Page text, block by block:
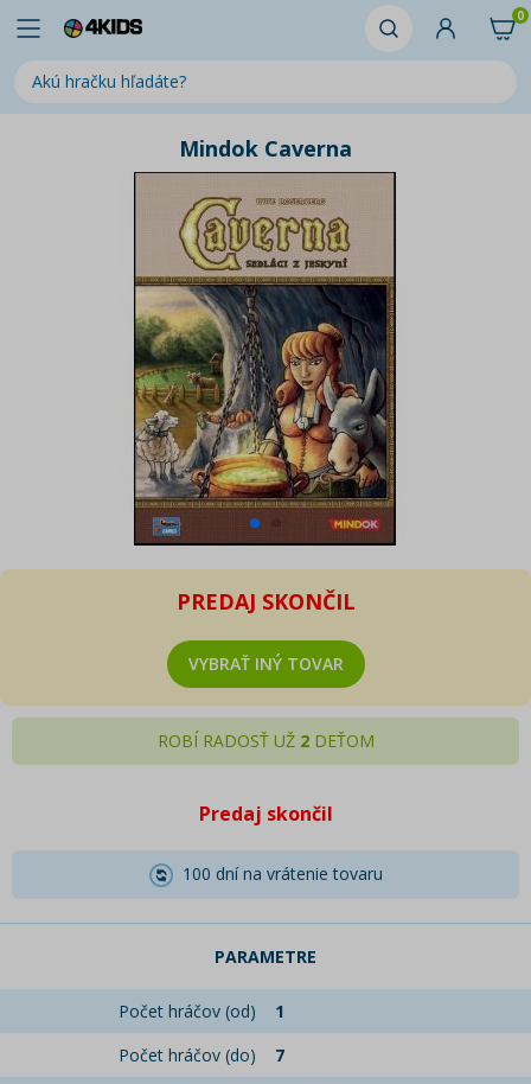
0
Mindok Caverna
PREDAJ SKONČIL
VYBRAŤ INÝ TOVAR
ROBÍ RADOSŤ UŽ 2DEŤOM
Predaj skončil
100 dní na vrátenie tovaru
PARAMETRE
Počet hráčov (od)
1
Počet hráčov (do)
7